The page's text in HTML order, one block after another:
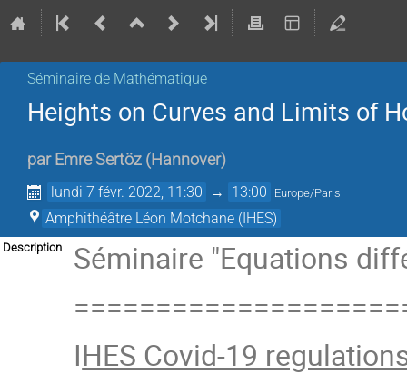
Séminaire de Mathématique
Heights on Curves and Limits of
par Emre Sertöz (Hannover)
lundi 7 févr. 2022, 11:30 → 13:00 Europe/Paris
Amphithéâtre Léon Motchane (IHES)
Description
Séminaire "Equations
IHES Covid-19